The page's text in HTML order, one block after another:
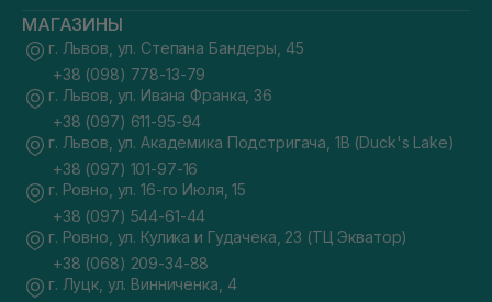
МАГАЗИНЫ
г. Львов, ул. Степана Бандеры, 45
+38 (098) 778-13-79
г. Львов, ул. Ивана Франка, 36
+38 (097) 611-95-94
г. Львов, ул. Академика Подстригача, 1В (Duck's Lake)
+38 (097) 101-97-16
г. Ровно, ул. 16-го Июля, 15
+38 (097) 544-61-44
г. Ровно, ул. Кулика и Гудачека, 23 (ТЦ Экватор)
+38 (068) 209-34-88
г. Луцк, ул. Винниченка, 4